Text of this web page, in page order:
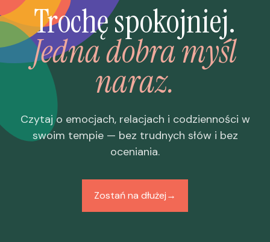
Trochę spokojniej.
Jedna dobra myśl
naraz.
Czytaj o emocjach, relacjach i codzienności w
swoim tempie — bez trudnych słów i bez
oceniania.
Zostań na dłużej→